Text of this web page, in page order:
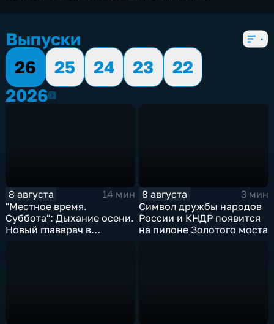
Выпуски
26
25 24 23
22
20262026
8 августа
14 мин
"Местное время.
Суббота": Дыхание осени.
Новый главврач в
8 августа
3 мин
Символ дружбы народов
России и КНДР появится
на пилоне Золотого моста